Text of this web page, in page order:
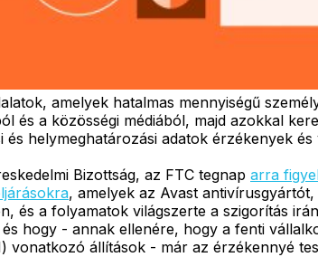
amelyek hatalmas mennyiségű
és a közösségi médiából, majd azokkal
helymeghatározási adatok érzékenyek és
Bizottság, az FTC tegnap arra
, amelyek az Avast
és a folyamatok világszerte a szigorítás
hogy - annak ellenére, hogy a fenti
vonatkozó állítások - már az érzékennyé